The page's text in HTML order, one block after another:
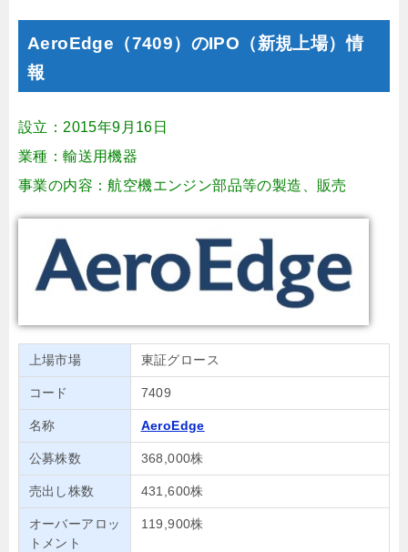
AeroEdge（7409）のIPO（新規上場）情
報
設立：2015年9月16日
業種：輸送用機器
事業の内容：航空機エンジン部品等の製造、販売
上場市場 東証グロース
コード 7409
名称 AeroEdge
公募株数 368,000株
売出し株数 431,600株
オーバーアロッ
トメント
119,900株